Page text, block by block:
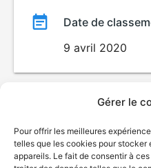
Gérer le
Pour offrir les meilleures
telles que les cookies pour
appareils. Le fait de consentir à
Date de
9 avril 2020